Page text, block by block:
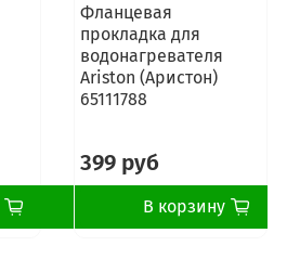
Фланцевая
прокладка для
водонагревателя
Ariston (Аристон)
65111788
399 руб
В корзину